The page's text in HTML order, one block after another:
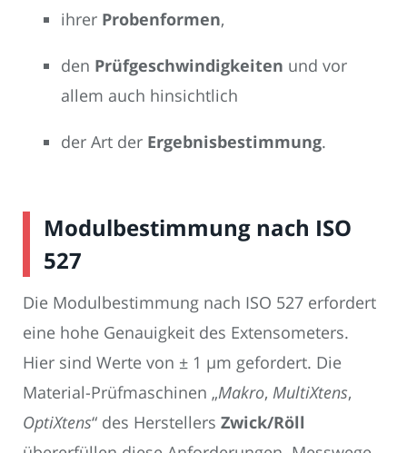
ihrer Probenformen,
den Prüfgeschwindigkeiten und vor
allem auch hinsichtlich
der Art der Ergebnisbestimmung.
Modulbestimmung nach ISO
527
Die Modulbestimmung nach ISO 527 erfordert
eine hohe Genauigkeit des Extensometers.
Hier sind Werte von ± 1 µm gefordert. Die
Material-Prüfmaschinen „Makro, MultiXtens,
OptiXtens“ des Herstellers Zwick/Röll